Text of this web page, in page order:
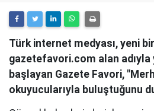
Türk internet medyası, yeni
gazetefavori.com alan adıyla
başlayan Gazete Favori,
okuyucularıyla buluştuğunu